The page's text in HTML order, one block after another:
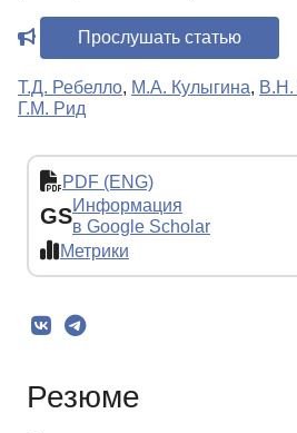
Прослушать статью
Т.Д. Ребелло, М.А. Кулыгина, В.Н.
Г.М. Рид
PDF (ENG)
GSИнформация
в Google Scholar
Метрики
Резюме